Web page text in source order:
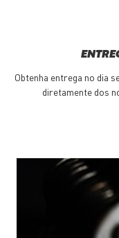
Obtenha entrega no dia
diretamente dos